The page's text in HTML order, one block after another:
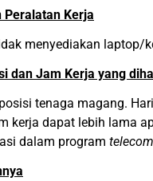
Peralatan Kerja
menyediakan laptop/
dan Jam Kerja yang
tenaga magang.
kerja dapat lebih lama
dalam program